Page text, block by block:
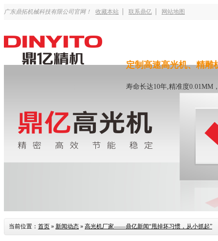
广东鼎拓机械科技有限公司官网！ 收藏本站 联系鼎亿 网站地图
定制高速高光机、精雕
寿命长达10年,精准度0.01MM
当前位置： 首页 » 新闻动态 » 高光机厂家——鼎亿新闻“甩掉坏习惯，从小抓起”